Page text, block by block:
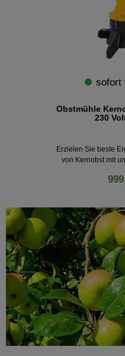
sofort
Obstmühle
230
Erzielen Sie beste
von Kernobst mit
bietet einen
Einmaischen.
langlebige
Germany - der
Speidel ist die